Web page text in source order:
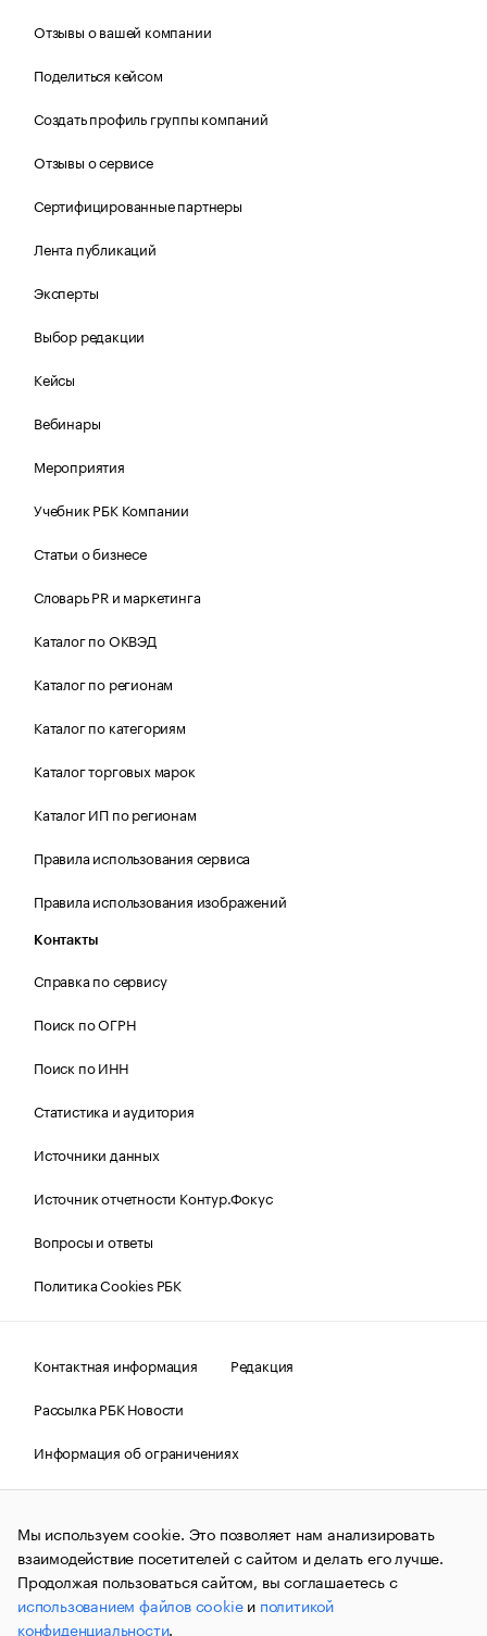
Отзывы о вашей компании
Поделиться кейсом
Создать профиль группы компаний
Отзывы о сервисе
Сертифицированные партнеры
Лента публикаций
Эксперты
Выбор редакции
Кейсы
Вебинары
Мероприятия
Учебник РБК Компании
Статьи о бизнесе
Словарь PR и маркетинга
Каталог по ОКВЭД
Каталог по регионам
Каталог по категориям
Каталог торговых марок
Каталог ИП по регионам
Правила использования сервиса
Правила использования изображений
Контакты
Справка по сервису
Поиск по ОГРН
Поиск по ИНН
Статистика и аудитория
Источники данных
Источник отчетности Контур.Фокус
Вопросы и ответы
Политика Cookies РБК
Контактная информация
Редакция
Рассылка РБК Новости
Информация об ограничениях
Правовая информация
О соблюдении авторских прав
© АО «РОСБИЗНЕСКОНСАЛТИНГ»,1995–2026.Сообщения
и материалы информационного агентства «РБК»
(зарегистрировано Федеральной службой по надзору в сфере
связи, информационных технологий и массовых
коммуникаций (Роскомнадзор) 09.12.2015 за номером ИА
№ФС77-63848) сопровождаются пометкой «РБК». Отдельные
Мы используем cookie. Это позволяет нам анализировать
взаимодействие посетителей с сайтом и делать его лучше.
Продолжая пользоваться сайтом, вы соглашаетесь с
использованием файлов cookieи политикой
конфиденциальности.